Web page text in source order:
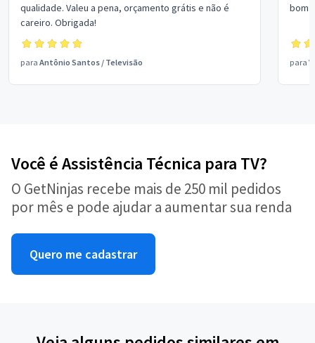
qualidade. Valeu a pena, orçamento grátis e não é
careiro. Obrigada!
para Antônio Santos / Televisão
bom
para
Você é Assistência Técnica para TV?
O GetNinjas recebe mais de 250 mil pedidos
por mês e pode ajudar a aumentar sua renda
Quero me cadastrar